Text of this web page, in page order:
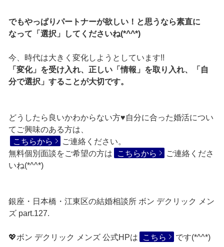
でもやっぱりパートナーが欲しい！と思うなら素直に
なって「選択」してくださいね(*^^*)
今、時代は大きく変化しようとしています!!
「変化」を受け入れ、正しい「情報」を取り入れ、「自
分で選択」することが大切です。
どうしたら良いかわからない方♥自分に合った婚活につい
てご興味のある方は、
こちらから
ご連絡ください。
無料個別面談をご希望の方は
こちらから
ご連絡くださ
いね(*^^*)
銀座・日本橋・江東区の結婚相談所 ボン デクリック メン
ズ part.127.
💖ボン デクリック メンズ 公式HPは こちら です(*^^*)